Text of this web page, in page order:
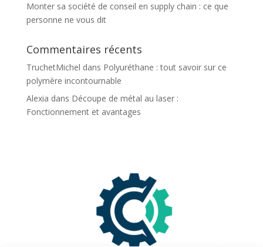
Monter sa société de conseil en supply chain : ce que
personne ne vous dit
Commentaires récents
TruchetMichel dans Polyuréthane : tout savoir sur ce
polymère incontournable
Alexia dans Découpe de métal au laser :
Fonctionnement et avantages